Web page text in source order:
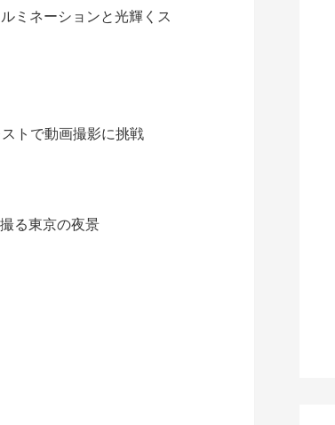
ミネーションと光輝くス
トで動画撮影に挑戦
る東京の夜景